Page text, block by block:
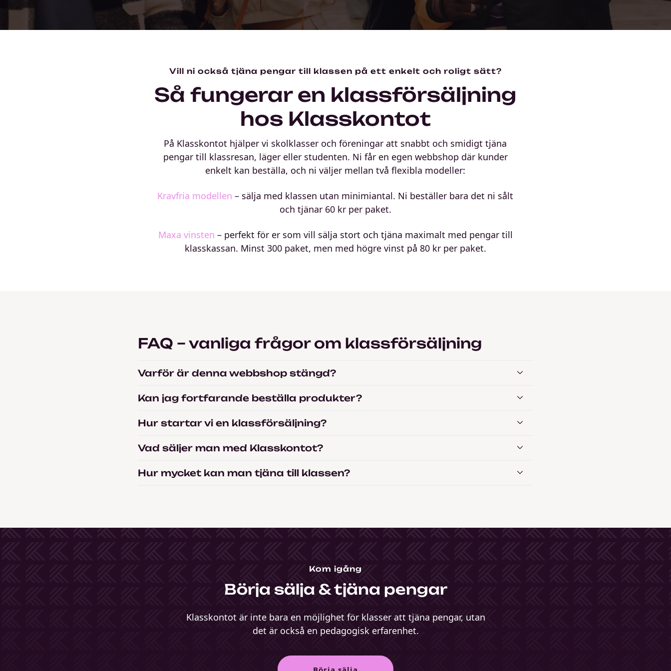
Vill ni också tjäna pengar till klassen på ett enkelt och roligt sätt?
Så fungerar en klassförsäljning
hos Klasskontot
På Klasskontot hjälper vi skolklasser och föreningar att snabbt och smidigt tjäna
pengar till klassresan, läger eller studenten. Ni får en egen webbshop där kunder
enkelt kan beställa, och ni väljer mellan två flexibla modeller:
Kravfria modellen – sälja med klassen utan minimiantal. Ni beställer bara det ni sålt
och tjänar 60 kr per paket.
Maxa vinsten – perfekt för er som vill sälja stort och tjäna maximalt med pengar till
klasskassan. Minst 300 paket, men med högre vinst på 80 kr per paket.
FAQ – vanliga frågor om klassförsäljning
Varför är denna webbshop stängd?
Kan jag fortfarande beställa produkter?
Hur startar vi en klassförsäljning?
Vad säljer man med Klasskontot?
Hur mycket kan man tjäna till klassen?
Kom igång
Börja sälja & tjäna pengar
Klasskontot är inte bara en möjlighet för klasser att tjäna pengar, utan
det är också en pedagogisk erfarenhet.